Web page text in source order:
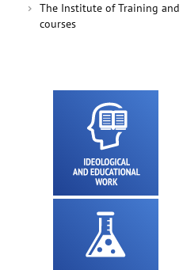
The Institute of Training
courses